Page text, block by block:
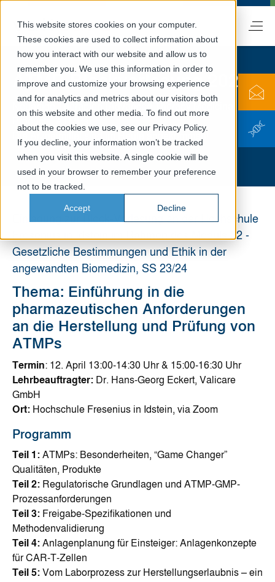
This website stores cookies on your computer.
These cookies are used to collect information about
how you interact with our website and allow us to
remember you. We use this information in order to
improve and customize your browsing experience
and for analytics and metrics about our visitors both
on this website and other media. To find out more
about the cookies we use, see our Privacy Policy.
If you decline, your information won’t be tracked
when you visit this website. A single cookie will be
used in your browser to remember your preference
not to be tracked.
Accept Decline
ATMP-Blockvorlesung 2024
Neuartige Therapien (Advanced Therapy Medicinal
Die Arzneimittel sind im Heute angekommen!
Einladung zur Block-Vorlesung an der Hochschule
Fresenius in Idstein im Rahmen des Moduls 22 -
Gesetzliche Bestimmungen und Ethik in der
angewandten Biomedizin, SS 23/24
Thema: Einführung in die
pharmazeutischen Anforderungen
an die Herstellung und Prüfung von
ATMPs
Termin: 12. April 13:00-14:30 Uhr & 15:00-16:30 Uhr
Lehrbeauftragter: Dr. Hans-Georg Eckert, Valicare
GmbH
Ort: Hochschule Fresenius in Idstein, via Zoom
Programm
Teil 1: ATMPs: Besonderheiten, “Game Changer”
Qualitäten, Produkte
Teil 2: Regulatorische Grundlagen und ATMP-GMP-
Prozessanforderungen
Teil 3: Freigabe-Spezifikationen und
Methodenvalidierung
Teil 4: Anlagenplanung für Einsteiger: Anlagenkonzepte
für CAR-T-Zellen
Teil 5: Vom Laborprozess zur Herstellungserlaubnis – ein